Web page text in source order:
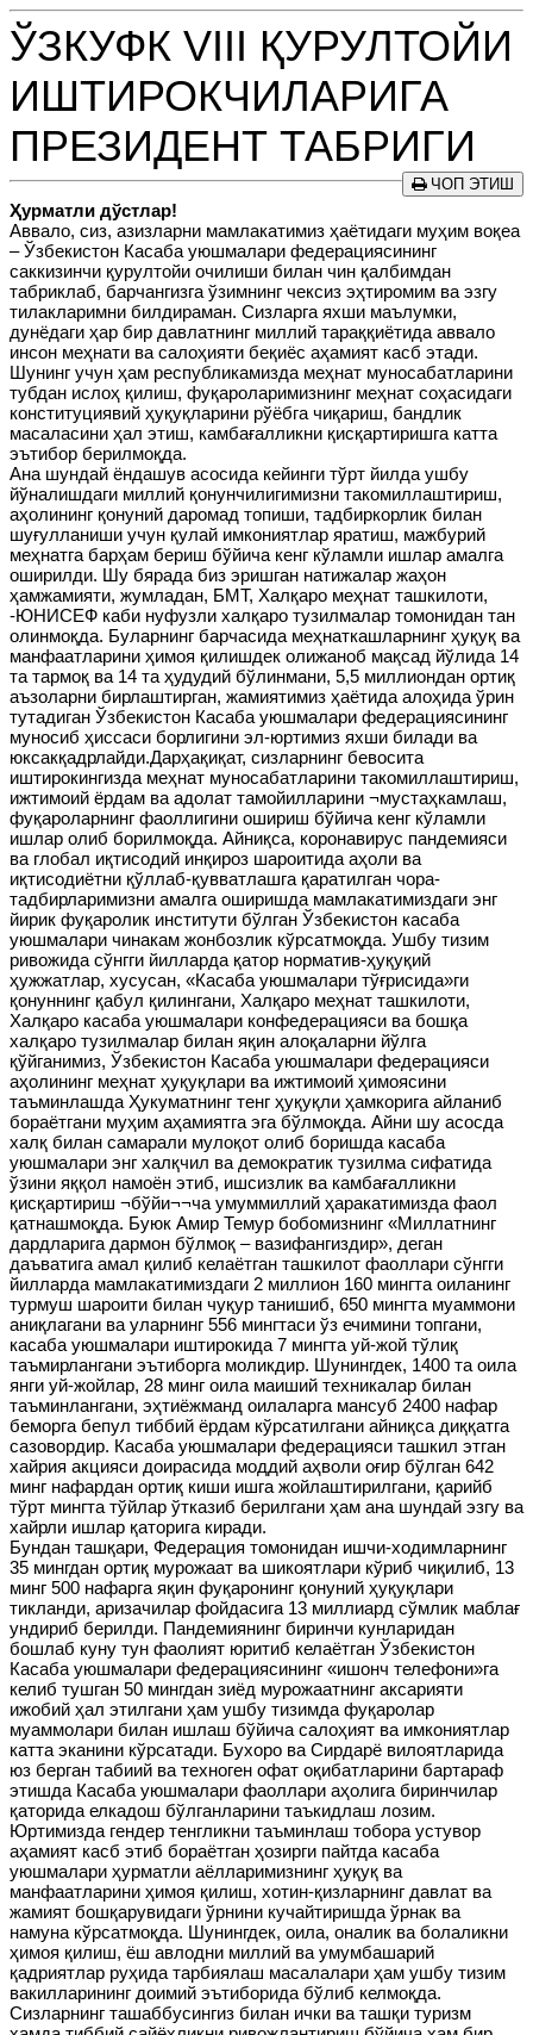
ЎЗКУФК VIII ҚУРУЛТОЙИ
ИШТИРОКЧИЛАРИГА
ПРЕЗИДЕНТ ТАБРИГИ
ЧОП ЭТИШ
Ҳурматли дўстлар!
Аввало, сиз, азизларни мамлакатимиз ҳаётидаги муҳим воқеа
– Ўзбекистон Касаба уюшмалари федерациясининг
саккизинчи қурултойи очилиши билан чин қалбимдан
табриклаб, барчангизга ўзимнинг чексиз эҳтиромим ва эзгу
тилакларимни билдираман. Сизларга яхши маълумки,
дунёдаги ҳар бир давлатнинг миллий тараққиётида аввало
инсон меҳнати ва салоҳияти беқиёс аҳамият касб этади.
Шунинг учун ҳам республикамизда меҳнат муносабатларини
тубдан ислоҳ қилиш, фуқароларимизнинг меҳнат соҳасидаги
конституциявий ҳуқуқларини рўёбга чиқариш, бандлик
масаласини ҳал этиш, камбағалликни қисқартиришга катта
эътибор берилмоқда.
Ана шундай ёндашув асосида кейинги тўрт йилда ушбу
йўналишдаги миллий қонунчилигимизни такомиллаштириш,
аҳолининг қонуний даромад топиши, тадбиркорлик билан
шуғулланиши учун қулай имкониятлар яратиш, мажбурий
меҳнатга барҳам бериш бўйича кенг кўламли ишлар амалга
оширилди. Шу бярада биз эришган натижалар жаҳон
ҳамжамияти, жумладан, БМТ, Халқаро меҳнат ташкилоти,
-ЮНИСЕФ каби нуфузли халқаро тузилмалар томонидан тан
олинмоқда. Буларнинг барчасида меҳнаткашларнинг ҳуқуқ ва
манфаатларини ҳимоя қилишдек олижаноб мақсад йўлида 14
та тармоқ ва 14 та ҳудудий бўлинмани, 5,5 миллиондан ортиқ
аъзоларни бирлаштирган, жамиятимиз ҳаётида алоҳида ўрин
тутадиган Ўзбекистон Касаба уюшмалари федерациясининг
муносиб ҳиссаси борлигини эл-юртимиз яхши билади ва
юксакқадрлайди.Дарҳақиқат, сизларнинг бевосита
иштирокингизда меҳнат муносабатларини такомиллаштириш,
ижтимоий ёрдам ва адолат тамойилларини ¬мустаҳкамлаш,
фуқароларнинг фаоллигини ошириш бўйича кенг кўламли
ишлар олиб борилмоқда. Айниқса, коронавирус пандемияси
ва глобал иқтисодий инқироз шароитида аҳоли ва
иқтисодиётни қўллаб-қувватлашга қаратилган чора-
тадбирларимизни амалга оширишда мамлакатимиздаги энг
йирик фуқаролик институти бўлган Ўзбекистон касаба
уюшмалари чинакам жонбозлик кўрсатмоқда. Ушбу тизим
ривожида сўнгги йилларда қатор норматив-ҳуқуқий
ҳужжатлар, хусусан, «Касаба уюшмалари тўғрисида»ги
қонуннинг қабул қилингани, Халқаро меҳнат ташкилоти,
Халқаро касаба уюшмалари конфедерацияси ва бошқа
халқаро тузилмалар билан яқин алоқаларни йўлга
қўйганимиз, Ўзбекистон Касаба уюшмалари федерацияси
аҳолининг меҳнат ҳуқуқлари ва ижтимоий ҳимоясини
таъминлашда Ҳукуматнинг тенг ҳуқуқли ҳамкорига айланиб
бораётгани муҳим аҳамиятга эга бўлмоқда. Айни шу асосда
халқ билан самарали мулоқот олиб боришда касаба
уюшмалари энг халқчил ва демократик тузилма сифатида
ўзини яққол намоён этиб, ишсизлик ва камбағалликни
қисқартириш ¬бўйи¬¬ча умуммиллий ҳаракатимизда фаол
қатнашмоқда. Буюк Амир Темур бобомизнинг «Миллатнинг
дардларига дармон бўлмоқ – вазифангиздир», деган
даъватига амал қилиб келаётган ташкилот фаоллари сўнгги
йилларда мамлакатимиздаги 2 миллион 160 мингта оиланинг
турмуш шароити билан чуқур танишиб, 650 мингта муаммони
аниқлагани ва уларнинг 556 мингтаси ўз ечимини топгани,
касаба уюшмалари иштирокида 7 мингта уй-жой тўлиқ
таъмирлангани эътиборга моликдир. Шунингдек, 1400 та оила
янги уй-жойлар, 28 минг оила маиший техникалар билан
таъминлангани, эҳтиёжманд оилаларга мансуб 2400 нафар
беморга бепул тиббий ёрдам кўрсатилгани айниқса диққатга
сазовордир. Касаба уюшмалари федерацияси ташкил этган
хайрия акцияси доирасида моддий аҳволи оғир бўлган 642
минг нафардан ортиқ киши ишга жойлаштирилгани, қарийб
тўрт мингта тўйлар ўтказиб берилгани ҳам ана шундай эзгу ва
хайрли ишлар қаторига киради.
Бундан ташқари, Федерация томонидан ишчи-ходимларнинг
35 мингдан ортиқ мурожаат ва шикоятлари кўриб чиқилиб, 13
минг 500 нафарга яқин фуқаронинг қонуний ҳуқуқлари
тикланди, аризачилар фойдасига 13 миллиард сўмлик маблағ
ундириб берилди. Пандемиянинг биринчи кунларидан
бошлаб куну тун фаолият юритиб келаётган Ўзбекистон
Касаба уюшмалари федерациясининг «ишонч телефони»га
келиб тушган 50 мингдан зиёд мурожаатнинг аксарияти
ижобий ҳал этилгани ҳам ушбу тизимда фуқаролар
муаммолари билан ишлаш бўйича салоҳият ва имкониятлар
катта эканини кўрсатади. Бухоро ва Сирдарё вилоятларида
юз берган табиий ва техноген офат оқибатларини бартараф
этишда Касаба уюшмалари фаоллари аҳолига биринчилар
қаторида елкадош бўлганларини таъкидлаш лозим.
Юртимизда гендер тенгликни таъминлаш тобора устувор
аҳамият касб этиб бораётган ҳозирги пайтда касаба
уюшмалари ҳурматли аёлларимизнинг ҳуқуқ ва
манфаатларини ҳимоя қилиш, хотин-қизларнинг давлат ва
жамият бошқарувидаги ўрнини кучайтиришда ўрнак ва
намуна кўрсатмоқда. Шунингдек, оила, оналик ва болаликни
ҳимоя қилиш, ёш авлодни миллий ва умумбашарий
қадриятлар руҳида тарбиялаш масалалари ҳам ушбу тизим
вакилларининг доимий эътиборида бўлиб келмоқда.
Сизларнинг ташаббусингиз билан ички ва ташқи туризм